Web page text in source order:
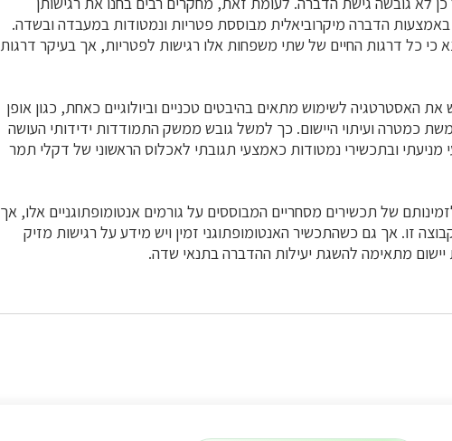
באמצעות הדברה מיקרוביאלית מבוססת פטריות ונמטודות במעבדה ובשדה.
כי כל דרגות החיים של שתי משפחות אלו רגישות לפטריות, אך בעיקר דרגות
את האסטרטגיה לשימוש מתאים בהיבטים טכניים וביולוגיים כאחת, כגון אופן
כמטרה ועיתוי היישום. כך למשל גובש ממשק התמודדות ידידותי העושה
מניעתי ובתכשירי נמטודות כאמצעי תגובתי לאכלוס הראשוני של דקלי תמר
של תכשירים מסחריים המבוססים על גורמים אנטומופתוגניים אלו, אך
זו. אך גם כשהתכשיר האנטומופתוגני זמין ויש מידע על רגישות מזיק
מתאימה להשגת יעילות ההדברה בתנאי שדה.